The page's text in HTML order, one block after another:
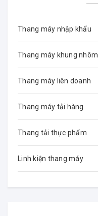
Thang máy nhập khẩu
Thang máy khung nhôm
Thang máy liên doanh
Thang máy tải hàng
Thang tải thực phẩm
Linh kiện thang máy